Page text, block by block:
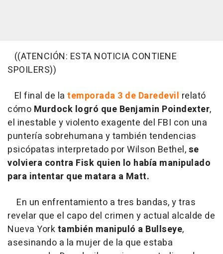
((ATENCIÓN: ESTA NOTICIA CONTIENE
SPOILERS))
El final de la temporada 3 de Daredevil relató
cómo Murdock logró que Benjamin Poindexter,
el inestable y violento exagente del FBI con una
puntería sobrehumana y también tendencias
psicópatas interpretado por Wilson Bethel,se
volviera contra Fisk quien lo había manipulado
para intentar que matara a Matt.
En un enfrentamiento a tres bandas, y tras
revelar que el capo del crimen y actual alcalde de
Nueva Yorktambién manipuló a Bullseye,
asesinando a la mujer de la que estaba